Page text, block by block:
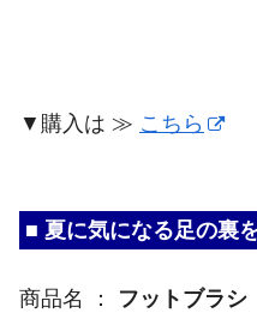
▼購入は ≫ こちら
■ 夏に気になる足の裏
商品名 ： フットブラシ